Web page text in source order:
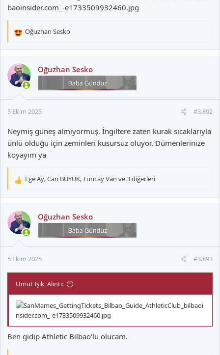
T
k
i
l
:
Oğuzhan Sesko
Oğuzhan Sesko
5 Ekim 2025 #3.892
Neymiş güneş almıyormuş. İngiltere zaten kurak sıcaklarıyla
ünlü olduğu için zeminleri kusursuz oluyor. Dümenlerinize
koyayım ya
T
k
i
l
:
Ege Ay,Can BÜYÜK,Tuncay Van ve 3 diğerleri
Oğuzhan Sesko
5 Ekim 2025 #3.893
Umut Işık' Alıntı:
Ben gidip Athletic Bilbao'lu olucam.